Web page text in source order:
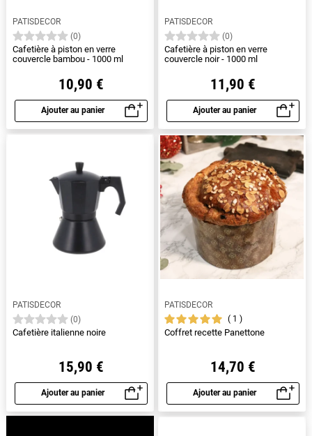
PATISDECOR
(0)
Cafetière à piston en verre
couvercle bambou - 1000 ml
10,90 €
Ajouter au panier
Aperçu rapide
PATISDECOR
(0)
Cafetière à piston en verre
couvercle noir - 1000 ml
11,90 €
Ajouter au panier
Aperçu rapide
PATISDECOR
(0)
Cafetière italienne noire
15,90 €
Ajouter au panier
Aperçu rapide
PATISDECOR
1
Coffret recette Panettone
14,70 €
Ajouter au panier
Aperçu rapide